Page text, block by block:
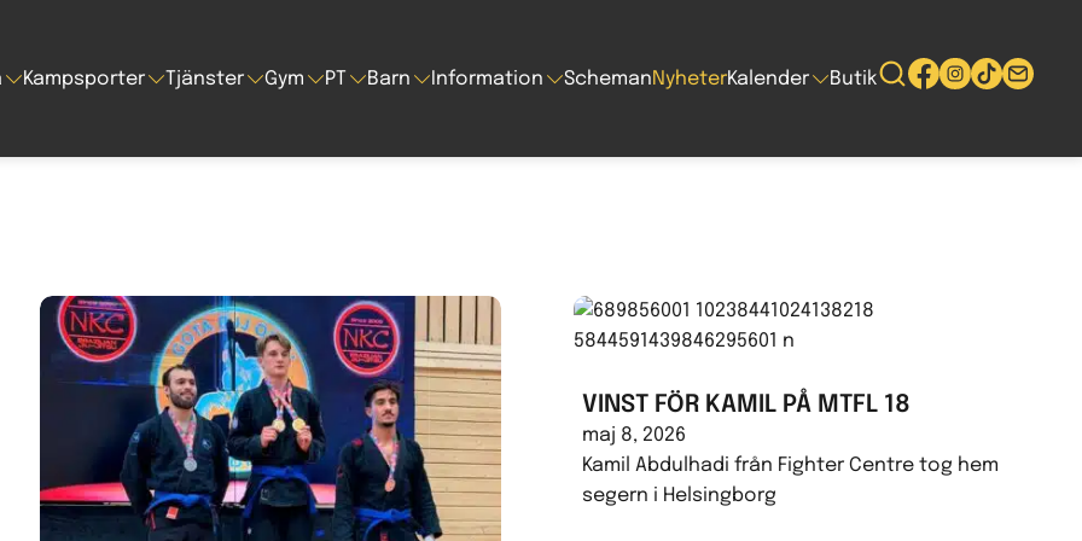
Kampsporter Tjänster Gym PT Barn Information SchemanNyheterKalender Butik
VINST FÖR KAMIL PÅ MTFL 18
maj 8, 2026
Kamil Abdulhadi från Fighter Centre tog hem
segern i Helsingborg